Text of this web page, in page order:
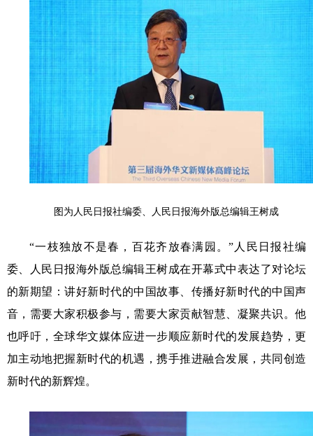
图为人民日报社编委、人民日报海外版总编辑王树成
“一枝独放不是春，百花齐放春满园。”人民日报社编
委、人民日报海外版总编辑王树成在开幕式中表达了对论坛
的新期望：讲好新时代的中国故事、传播好新时代的中国声
音，需要大家积极参与，需要大家贡献智慧、凝聚共识。他
也呼吁，全球华文媒体应进一步顺应新时代的发展趋势，更
加主动地把握新时代的机遇，携手推进融合发展，共同创造
新时代的新辉煌。